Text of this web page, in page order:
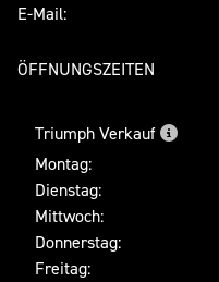
E-Mail:
ÖFFNUNGSZEITEN
Triumph Verkauf
Montag:
Dienstag:
Mittwoch:
Donnerstag:
Freitag: